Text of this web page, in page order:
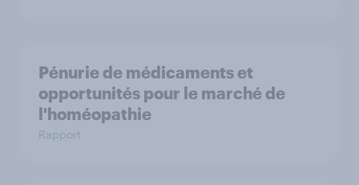
Pénurie de médicaments et
opportunités pour le marché de
l'homéopathie
Rapport